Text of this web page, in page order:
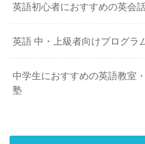
英語初心者におすすめの英会
英語 中・上級者向けプログラ
中学生におすすめの英語教室
塾